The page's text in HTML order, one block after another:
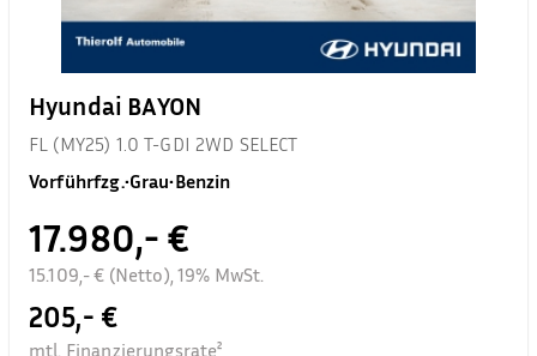
Hyundai BAYON
FL (MY25) 1.0 T-GDI 2WD SELECT
Vorführfzg.•Grau•Benzin
17.980,- €
15.109,- € (Netto), 19% MwSt.
205,- €
mtl. Finanzierungsrate²